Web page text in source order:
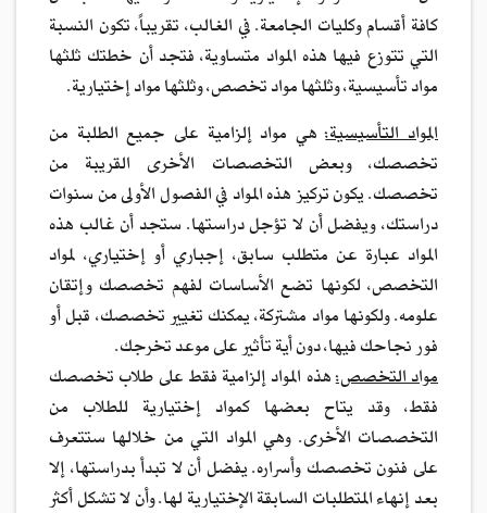
كافة أقسام وكليات الجامعة. في الغالب، تقريباً، تكون النسبة
التي تتوزع فيها هذه المواد متساوية، فتجد أن خطتك ثلثها
مواد تأسيسية، وثلثها مواد تخصص، وثلثها مواد إختيارية.
المواد التأسيسية:هي مواد إلزامية على جميع الطلبة من
تخصصك، وبعض التخصصات الأخرى القريبة من
تخصصك. يكون تركيز هذه المواد في الفصول الأولى من سنوات
دراستك، ويفضل أن لا تؤجل دراستها. ستجد أن غالب هذه
المواد عبارة عن متطلب سابق، إجباري أو إختياري، لمواد
التخصص، لكونها تضع الأساسات لفهم تخصصك وإتقان
علومه. ولكونها مواد مشتركة، يمكنك تغيير تخصصك، قبل أو
فور نجاحك فيها، دون أية تأثير على موعد تخرجك.
مواد التخصص:هذه المواد إلزامية فقط على طلاب تخصصك
فقط، وقد يتاح بعضها كمواد إختيارية للطلاب من
التخصصات الأخرى. وهي المواد التي من خلالها ستتعرف
على فنون تخصصك وأسراره. يفضل أن لا تبدأ بدراستها، إلا
بعد إنهاء المتطلبات السابقة الإختيارية لها. وأن لا تشكل أكثر